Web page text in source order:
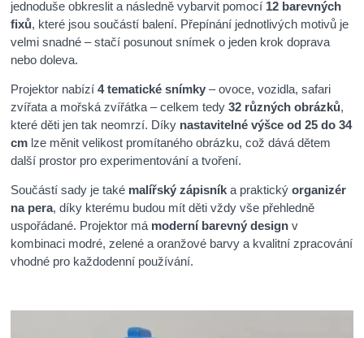
jednoduše obkreslit a následně vybarvit pomocí 12 barevných
fixů, které jsou součástí balení. Přepínání jednotlivých motivů je
velmi snadné – stačí posunout snímek o jeden krok doprava
nebo doleva.
Projektor nabízí4 tematické snímky – ovoce, vozidla, safari
zvířata a mořská zvířátka – celkem tedy32 různých obrázků,
které děti jen tak neomrzí. Díky nastavitelné výšce od 25 do 34
cm lze měnit velikost promítaného obrázku, což dává dětem
další prostor pro experimentování a tvoření.
Součástí sady je také malířský zápisník a praktickýorganizér
na pera, díky kterému budou mít děti vždy vše přehledně
uspořádané. Projektor má moderní barevný design v
kombinaci modré, zelené a oranžové barvy a kvalitní zpracování
vhodné pro každodenní používání.